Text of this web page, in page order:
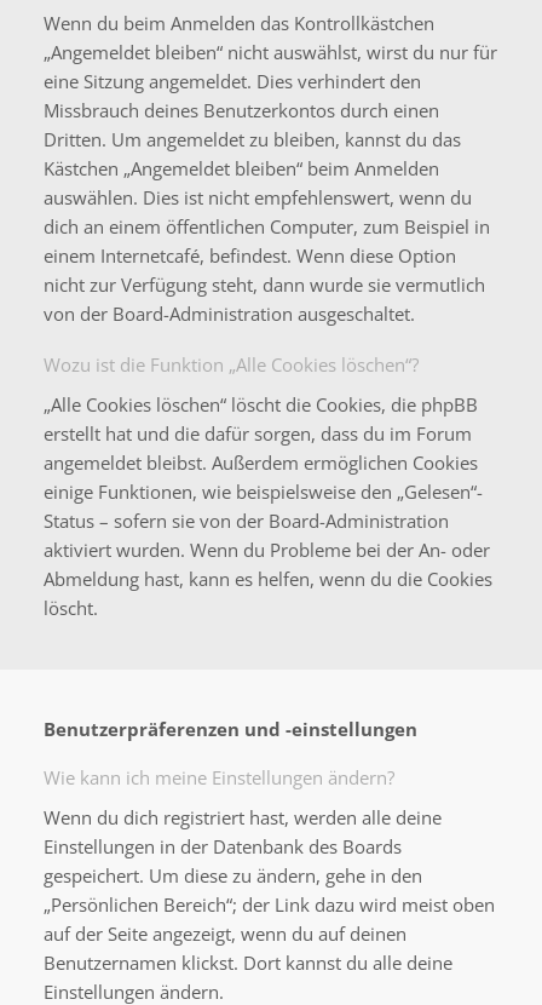
Wenn du beim Anmelden das Kontrollkästchen
„Angemeldet bleiben“ nicht auswählst, wirst du nur für
eine Sitzung angemeldet. Dies verhindert den
Missbrauch deines Benutzerkontos durch einen
Dritten. Um angemeldet zu bleiben, kannst du das
Kästchen „Angemeldet bleiben“ beim Anmelden
auswählen. Dies ist nicht empfehlenswert, wenn du
dich an einem öffentlichen Computer, zum Beispiel in
einem Internetcafé, befindest. Wenn diese Option
nicht zur Verfügung steht, dann wurde sie vermutlich
von der Board-Administration ausgeschaltet.
Wozu ist die Funktion „Alle Cookies löschen“?
„Alle Cookies löschen“ löscht die Cookies, die phpBB
erstellt hat und die dafür sorgen, dass du im Forum
angemeldet bleibst. Außerdem ermöglichen Cookies
einige Funktionen, wie beispielsweise den „Gelesen“-
Status – sofern sie von der Board-Administration
aktiviert wurden. Wenn du Probleme bei der An- oder
Abmeldung hast, kann es helfen, wenn du die Cookies
löscht.
Benutzerpräferenzen und -einstellungen
Wie kann ich meine Einstellungen ändern?
Wenn du dich registriert hast, werden alle deine
Einstellungen in der Datenbank des Boards
gespeichert. Um diese zu ändern, gehe in den
„Persönlichen Bereich“; der Link dazu wird meist oben
auf der Seite angezeigt, wenn du auf deinen
Benutzernamen klickst. Dort kannst du alle deine
Einstellungen ändern.